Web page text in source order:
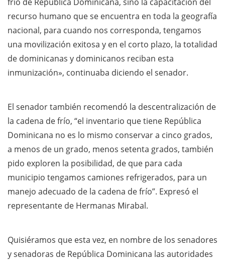
recurso humano que se encuentra en toda la geografía
nacional, para cuando nos corresponda, tengamos
una movilización exitosa y en el corto plazo, la totalidad
de dominicanas y dominicanos reciban esta
inmunización», continuaba diciendo el senador.
El senador también recomendó la descentralización de
la cadena de frío, “el inventario que tiene República
Dominicana no es lo mismo conservar a cinco grados,
a menos de un grado, menos setenta grados, también
pido exploren la posibilidad, de que para cada
municipio tengamos camiones refrigerados, para un
manejo adecuado de la cadena de frío”. Expresó el
representante de Hermanas Mirabal.
Quisiéramos que esta vez, en nombre de los senadores
y senadoras de República Dominicana las autoridades